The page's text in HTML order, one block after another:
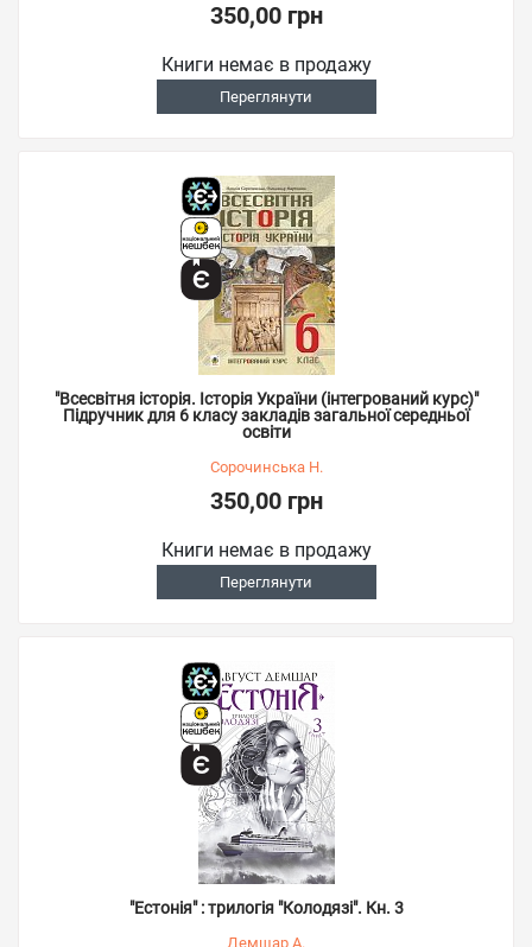
350,00 грн
Книги немає в продажу
Переглянути
"Всесвітня історія. Історія України (інтегрований курс)"
Підручник для 6 класу закладів загальної середньої
освіти
Сорочинська Н.
350,00 грн
Книги немає в продажу
Переглянути
"Естонія" : трилогія "Колодязі". Кн. 3
Демшар А.